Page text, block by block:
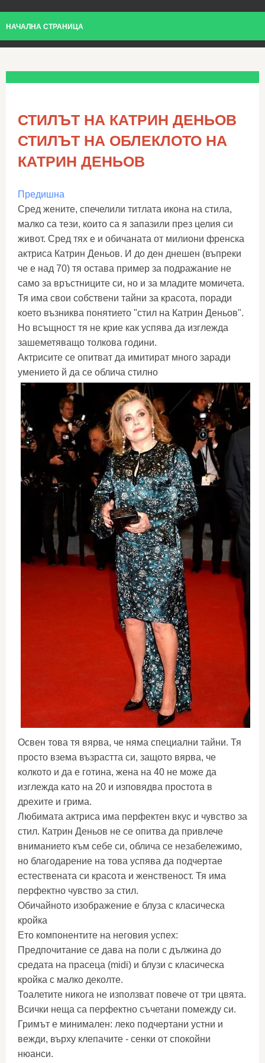
НАЧАЛНА СТРАНИЦА
СТИЛЪТ НА КАТРИН ДЕНЬОВ
СТИЛЪТ НА ОБЛЕКЛОТО НА
КАТРИН ДЕНЬОВ
Предишна
Сред жените, спечелили титлата икона на стила,
малко са тези, които са я запазили през целия си
живот. Сред тях е и обичаната от милиони френска
актриса Катрин Деньов. И до ден днешен (въпреки
че е над 70) тя остава пример за подражание не
само за връстниците си, но и за младите момичета.
Тя има свои собствени тайни за красота, поради
което възниква понятието "стил на Катрин Деньов".
Но всъщност тя не крие как успява да изглежда
зашеметяващо толкова години.
Актрисите се опитват да имитират много заради
умението й да се облича стилно
Освен това тя вярва, че няма специални тайни. Тя
просто взема възрастта си, защото вярва, че
колкото и да е готина, жена на 40 не може да
изглежда като на 20 и изповядва простота в
дрехите и грима.
Любимата актриса има перфектен вкус и чувство за
стил. Катрин Деньов не се опитва да привлече
вниманието към себе си, облича се незабележимо,
но благодарение на това успява да подчертае
естествената си красота и женственост. Тя има
перфектно чувство за стил.
Обичайното изображение е блуза с класическа
кройка
Ето компонентите на неговия успех:
Предпочитание се дава на поли с дължина до
средата на прасеца (midi) и блузи с класическа
кройка с малко деколте.
Тоалетите никога не използват повече от три цвята.
Всички неща са перфектно съчетани помежду си.
Гримът е минимален: леко подчертани устни и
вежди, върху клепачите - сенки от спокойни
нюанси.